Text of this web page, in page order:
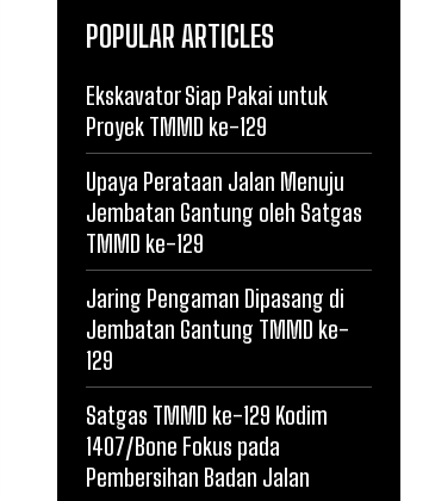
POPULAR ARTICLES
Ekskavator Siap Pakai untuk
Proyek TMMD ke-129
Upaya Perataan Jalan Menuju
Jembatan Gantung oleh Satgas
TMMD ke-129
Jaring Pengaman Dipasang di
Jembatan Gantung TMMD ke-
129
Satgas TMMD ke-129 Kodim
1407/Bone Fokus pada
Pembersihan Badan Jalan